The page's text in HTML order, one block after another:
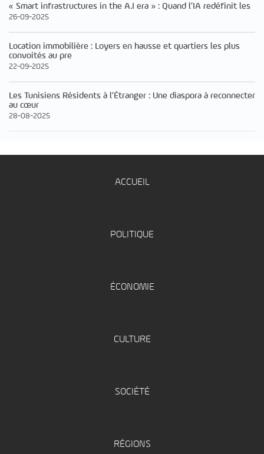
« Smart infrastructures in the A.I era » : Quand l’IA redéfinit les
26-09-2025
Location immobilière : Loyers en hausse et quartiers les plus
convoités au pre
22-09-2025
Les Tunisiens Résidents à l’Étranger : Une diaspora à reconnecter
au cœur
28-08-2025
ACCUEIL
POLITIQUE
ÉCONOMIE
CULTURE
SOCIÉTÉ
RÉGIONS